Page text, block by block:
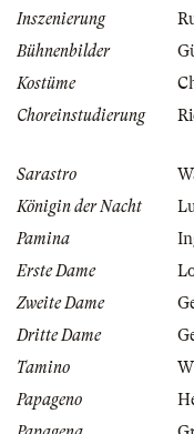
Inszenierung
Bühnenbilder
Kostüme
Choreinstudierung
Sarastro
Königin der Nacht
Pamina
Erste Dame
Zweite Dame
Dritte Dame
Tamino
Papageno